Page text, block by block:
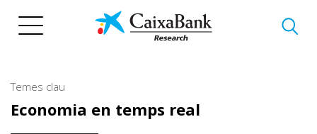
Temes clau
Economia en temps real